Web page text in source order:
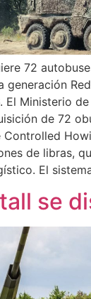
72
generación
El Ministerio
de 72
Controlled
de libras,
El
se